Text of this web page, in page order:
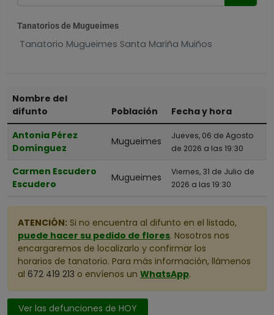
Tanatorios de Mugueimes
Tanatorio Mugueimes Santa Mariña Muiños
Nombre del
difunto
Población
Fecha y hora
Antonia Pérez
Domínguez
Mugueimes
Jueves, 06 de Agosto
de 2026 a las 19:30
Carmen Escudero
Escudero
Mugueimes
Viernes, 31 de Julio de
2026 a las 19:30
ATENCIÓN: Si no encuentra al difunto en el listado,
puede hacer su pedido de flores. Nosotros nos
encargaremos de localizarlo y confirmar los
horarios de tanatorio. Para más información, llámenos
al 672 419 213 o envíenos un WhatsApp.
Ver las defunciones de HOY